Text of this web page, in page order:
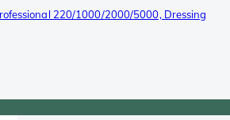
220/1000/2000/5000, Dressing